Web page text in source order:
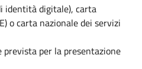
identità digitale), carta
o carta nazionale dei servizi
per la presentazione